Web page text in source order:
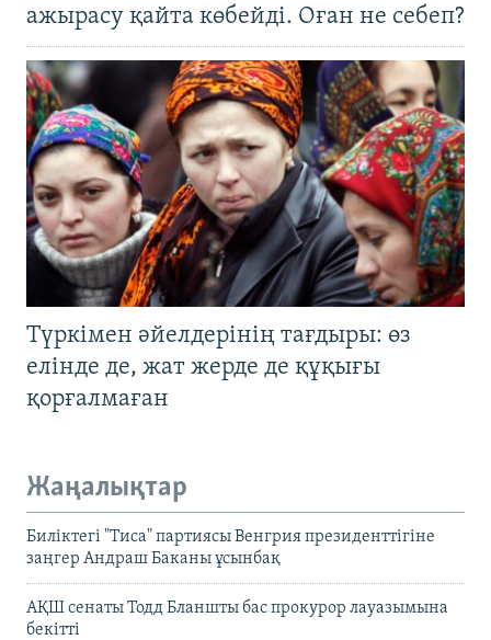
ажырасу қайта көбейді. Оған не себеп?
Түркімен әйелдерінің тағдыры: өз
елінде де, жат жерде де құқығы
қорғалмаған
Жаңалықтар
Биліктегі "Тиса" партиясы Венгрия президенттігіне
заңгер Андраш Баканы ұсынбақ
АҚШ сенаты Тодд Бланшты бас прокурор лауазымына
бекітті